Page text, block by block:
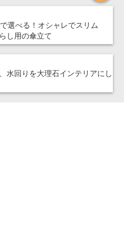
選べる！オシャレでスリム
し用の傘立て
水回りを大理石インテリアにし